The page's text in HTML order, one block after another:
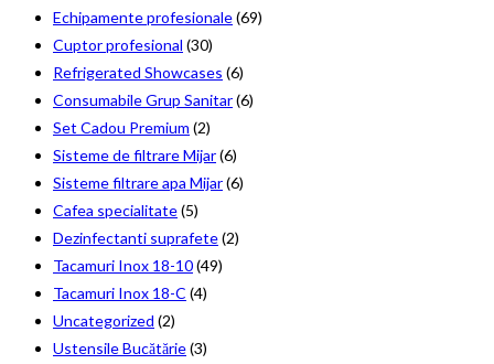
Echipamente profesionale(69)
Cuptor profesional (30)
Refrigerated Showcases (6)
Consumabile Grup Sanitar(6)
Set Cadou Premium (2)
Sisteme de filtrare Mijar(6)
Sisteme filtrare apa Mijar(6)
Cafea specialitate(5)
Dezinfectanti suprafete(2)
Tacamuri Inox 18-10(49)
Tacamuri Inox 18-C (4)
Uncategorized (2)
Ustensile Bucătărie(3)